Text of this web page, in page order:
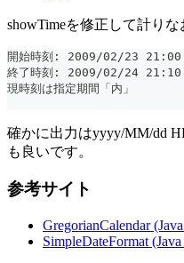
showTimeを修正して計りな
開始時刻: 2009/02/23 21:00
終了時刻: 2009/02/24 21:10
現時刻は指定期間「内」
確かに出力はyyyy/MM/dd
も良いです。
参考サイト
GregorianCalendar
SimpleDateFormat